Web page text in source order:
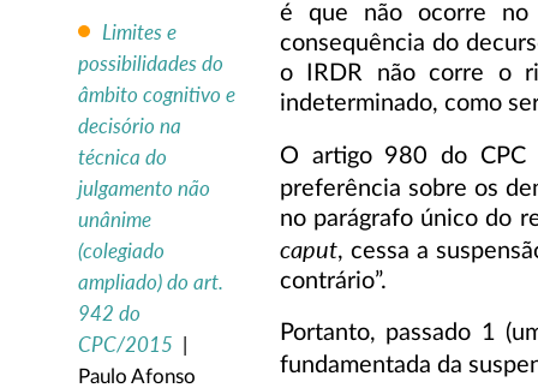
Limites e
possibilidades do
âmbito cognitivo e
decisório na
técnica do
julgamento não
unânime
(colegiado
ampliado) do art.
942 do
CPC/2015
Paulo Afonso
é que não ocorre no
consequência do
o IRDR não corre o
indeterminado, como
O artigo 980 do CPC
preferência sobre os
no parágrafo único do
caput, cessa a
contrário”.
Portanto, passado 1
fundamentada da